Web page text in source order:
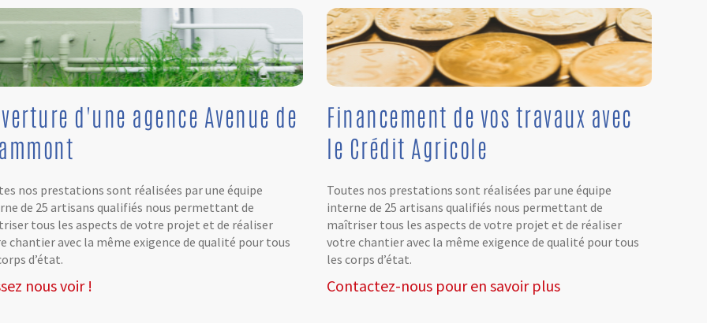
d'une agence Avenue de
nos prestations sont réalisées par une équipe
de 25 artisans qualifiés nous permettant de
tous les aspects de votre projet et de réaliser
chantier avec la même exigence de qualité pour tous
d’état.
nous voir !
Financement de vos travaux avec
le Crédit Agricole
Toutes nos prestations sont réalisées par une équipe
interne de 25 artisans qualifiés nous permettant de
maîtriser tous les aspects de votre projet et de réaliser
votre chantier avec la même exigence de qualité pour tous
les corps d’état.
Contactez-nous pour en savoir plus